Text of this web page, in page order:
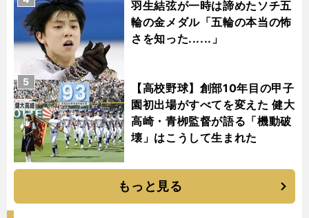
羽生結弦が一時は諦めたソチ五
輪の金メダル「五輪の本当の怖
さを知った......」
【高校野球】創部10年目の甲子
園初出場がすべてを変えた 健大
高崎・青栁監督が語る「機動破
壊」はこうして生まれた
5
もっと見る